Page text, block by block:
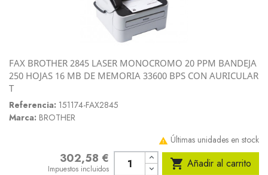
FAX BROTHER 2845 LASER MONOCROMO 20 PPM BANDEJA
250 HOJAS 16 MB DE MEMORIA 33600 BPS CON AURICULAR
T
Referencia: 151174-FAX2845
Marca: BROTHER
 Últimas unidades en stock
Precio
302,58 €
Impuestos incluidos  Añadir al carrito